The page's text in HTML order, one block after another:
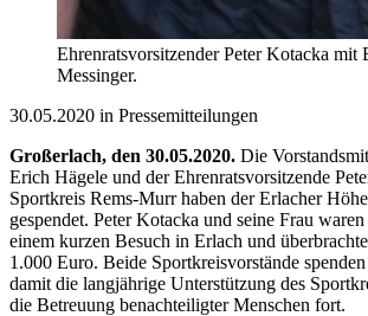
Ehrenratsvorsitzender Peter Kotacka mit
Messinger.
30.05.2020 in Pressemitteilungen
Großerlach, den 30.05.2020. Die
Erich Hägele und der Ehrenratsvorsitzende
Sportkreis Rems-Murr haben der Erlacher
gespendet. Peter Kotacka und seine Frau
einem kurzen Besuch in Erlach und
1.000 Euro. Beide Sportkreisvorstände
damit die langjährige Unterstützung des
die Betreuung benachteiligter Menschen fort.